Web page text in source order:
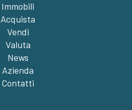
Immobili
Acquista
Vendi
Valuta
News
Azienda
Contatti